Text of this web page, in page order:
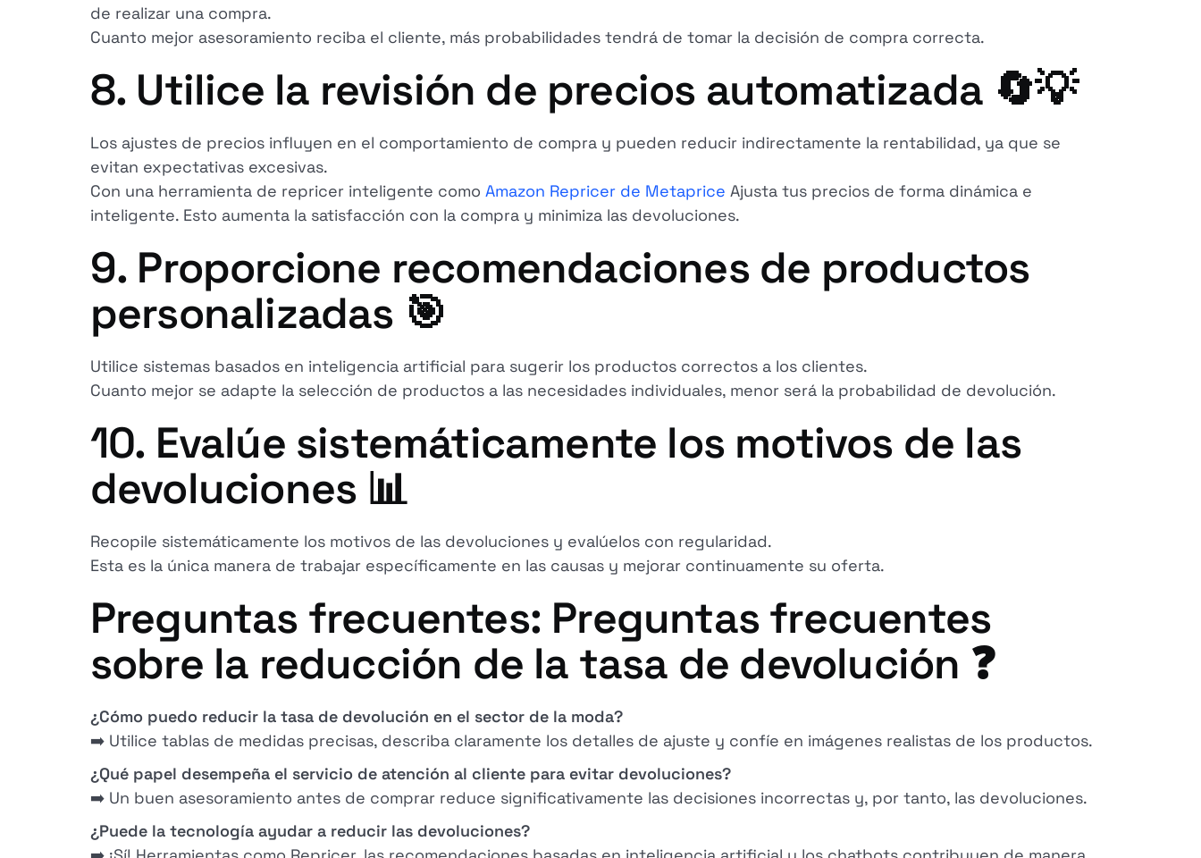
de realizar una compra.
Cuanto mejor asesoramiento reciba el cliente, más probabilidades tendrá de tomar la decisión de compra correcta.
8. Utilice la revisión de precios automatizada 🔄💡
Los ajustes de precios influyen en el comportamiento de compra y pueden reducir indirectamente la rentabilidad, ya que se
evitan expectativas excesivas.
Con una herramienta de repricer inteligente como Amazon Repricer de Metaprice Ajusta tus precios de forma dinámica e
inteligente. Esto aumenta la satisfacción con la compra y minimiza las devoluciones.
9. Proporcione recomendaciones de productos
personalizadas 🎯
Utilice sistemas basados en inteligencia artificial para sugerir los productos correctos a los clientes.
Cuanto mejor se adapte la selección de productos a las necesidades individuales, menor será la probabilidad de devolución.
10. Evalúe sistemáticamente los motivos de las
devoluciones 📊
Recopile sistemáticamente los motivos de las devoluciones y evalúelos con regularidad.
Esta es la única manera de trabajar específicamente en las causas y mejorar continuamente su oferta.
Preguntas frecuentes: Preguntas frecuentes
sobre la reducción de la tasa de devolución ❓
¿Cómo puedo reducir la tasa de devolución en el sector de la moda?
➡️ Utilice tablas de medidas precisas, describa claramente los detalles de ajuste y confíe en imágenes realistas de los productos.
¿Qué papel desempeña el servicio de atención al cliente para evitar devoluciones?
➡️ Un buen asesoramiento antes de comprar reduce significativamente las decisiones incorrectas y, por tanto, las devoluciones.
¿Puede la tecnología ayudar a reducir las devoluciones?